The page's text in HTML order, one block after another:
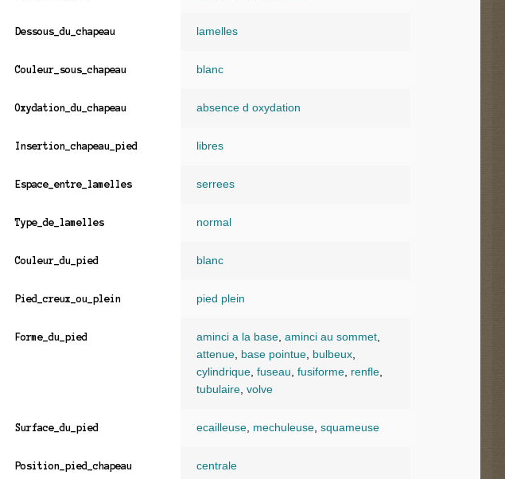
Dessous_du_chapeau lamelles
Couleur_sous_chapeau blanc
Oxydation_du_chapeau absence d oxydation
Insertion_chapeau_pied libres
Espace_entre_lamelles serrees
Type_de_lamelles normal
Couleur_du_pied blanc
Pied_creux_ou_plein pied plein
Forme_du_pied aminci a la base, aminci au sommet,
attenue, base pointue, bulbeux,
cylindrique, fuseau fusiforme, renfle,
tubulaire, volve
Surface_du_pied ecailleuse, mechuleuse, squameuse
Position_pied_chapeau centrale